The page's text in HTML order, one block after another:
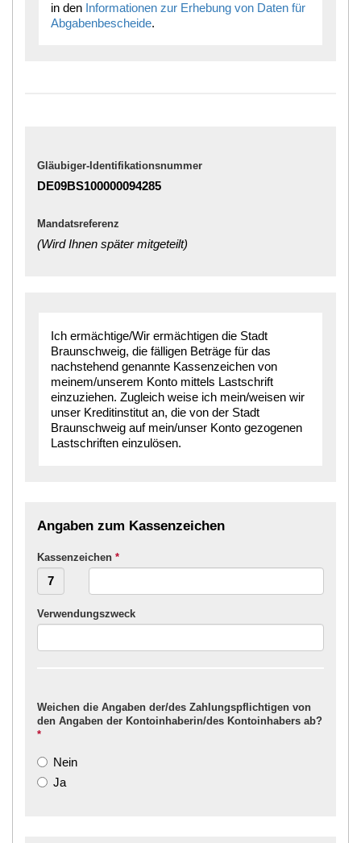
in den Informationen zur Erhebung von Daten für
Abgabenbescheide.
Gläubiger-Identifikationsnummer
DE09BS100000094285
Mandatsreferenz
(Wird Ihnen später mitgeteilt)
Ich ermächtige/Wir ermächtigen die Stadt
Braunschweig, die fälligen Beträge für das
nachstehend genannte Kassenzeichen von
meinem/unserem Konto mittels Lastschrift
einzuziehen. Zugleich weise ich mein/weisen wir
unser Kreditinstitut an, die von der Stadt
Braunschweig auf mein/unser Konto gezogenen
Lastschriften einzulösen.
Angaben zum Kassenzeichen
Kassenzeichen *
Verwendungszweck
Weichen die Angaben der/des Zahlungspflichtigen von
den Angaben der Kontoinhaberin/des Kontoinhabers ab?
*
Nein
Ja